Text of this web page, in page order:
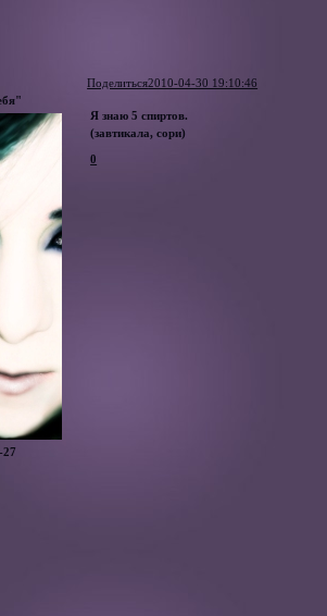
Поделиться2010-04-30 19:10:46
27
Я знаю 5 спиртов.
(завтикала, сори)
0